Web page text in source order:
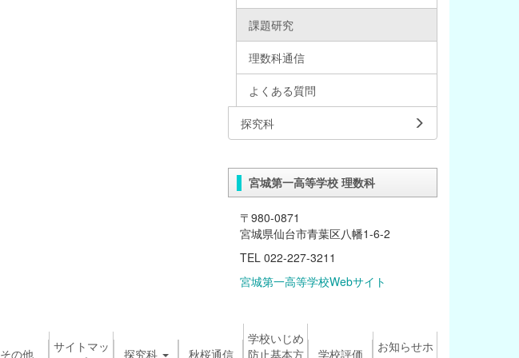
課題研究
理数科通信
よくある質問
探究科
宮城第一高等学校 理数科
〒980-0871
宮城県仙台市青葉区八幡1-6-2
TEL 022-227-3211
宮城第一高等学校Webサイト
その他
サイトマッ
探究科 秋桜通信
学校いじめ
防止基本方
学校評価
お知らせホ